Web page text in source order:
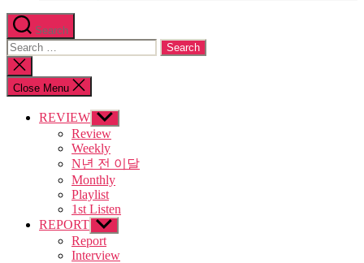
Search
Search
for:
Close
search
Close Menu
REVIEW Show
sub
menu
Review
Weekly
N년 전 이달
Monthly
Playlist
1st Listen
REPORT Show
sub
menu
Report
Interview